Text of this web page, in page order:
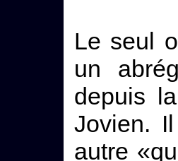
Le seul
un
depuis
Jovien.
autre